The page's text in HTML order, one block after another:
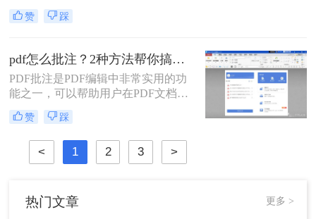
稳定性和兼容性，深受大家的喜爱。
当我们需要在浏览一份较大的PDF文
读方面会有较大的影响。这个时候我
们可以直接为PDF文件进行加页码的
设置，这样既能提高文档的整齐性和
条理性，又能方便大家阅读，那么大
家知道pdf怎么插入页码？
赞 踩
pdf怎么批注？2种方法帮你搞定！
PDF批注是PDF编辑中非常实用的功
能之一，可以帮助用户在PDF文档中
添加注释、高亮、下划线等标注，方
便与其他人交流和分享文档内容。下
面将介绍几种常用的pdf怎么批注方
法，并探讨一些需要注意的事项。
赞 踩
< 1 2 3 >
热门文章 更多 >